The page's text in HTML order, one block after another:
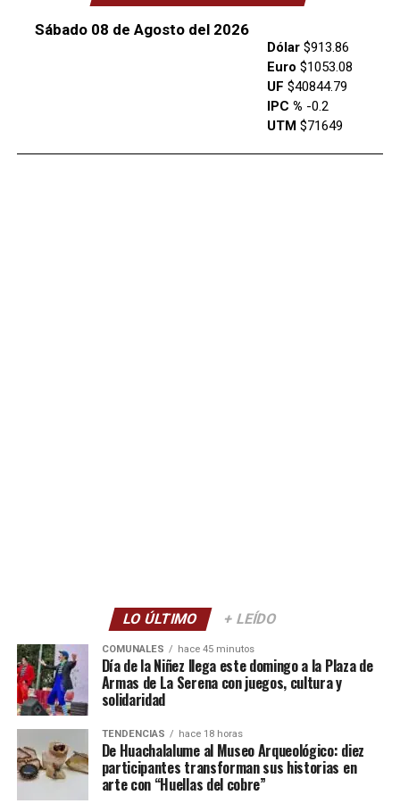
Sábado 08 de Agosto del 2026
Dólar$913.86
Euro $1053.08
UF $40844.79
IPC % -0.2
UTM $71649
LO ÚLTIMO + LEÍDO
COMUNALES hace 45 minutos
Día de la Niñez llega este domingo a la Plaza de
Armas de La Serena con juegos, cultura y
solidaridad
TENDENCIAS hace 18 horas
De Huachalalume al Museo Arqueológico: diez
participantes transforman sus historias en
arte con “Huellas del cobre”